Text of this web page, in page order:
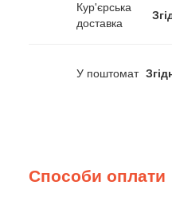
Кур'єрська
доставка
У поштомат
Способи оплати